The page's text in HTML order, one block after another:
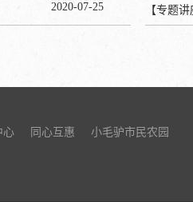
2020-07-25 【专题
心 同心互惠 小毛驴市民农园